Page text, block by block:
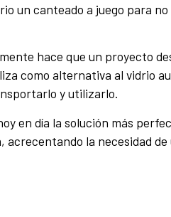
un canteado a juego para
hace que un proyecto
como alternativa al vidrio
y utilizarlo.
en día la solución más
la necesidad de